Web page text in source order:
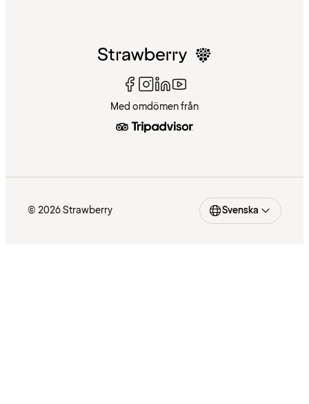
Med omdömen från
© 2026 Strawberry Svenska